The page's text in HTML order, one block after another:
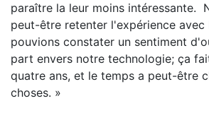
paraître la leur moins intéressante.
peut-être retenter l'expérience avec
pouvions constater un sentiment
part envers notre technologie; ça
quatre ans, et le temps a peut-être
choses. »